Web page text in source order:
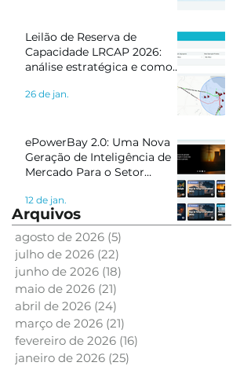
Leilão de Reserva de
Capacidade LRCAP 2026:
análise estratégica e como
de mercado
26 de jan.
ePowerBay 2.0: Uma Nova
Geração de Inteligência de
Mercado Para o Setor
12 de jan.
Arquivos
agosto de 2026 (5)
julho de 2026 (22)
junho de 2026 (18)
maio de 2026 (21)
abril de 2026 (24)
março de 2026 (21)
fevereiro de 2026 (16)
janeiro de 2026 (25)